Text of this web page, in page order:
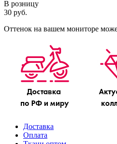
В розницу
30 руб.
Оттенок на вашем мониторе
Доставка
Оплата